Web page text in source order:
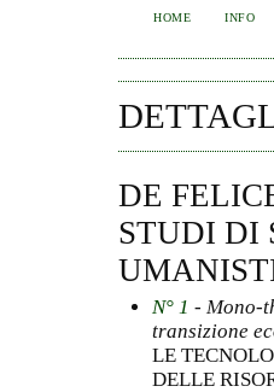
HOME INFO
DE
STUDI DI
N° 1 - Mono-
transizione
LE
DELLE